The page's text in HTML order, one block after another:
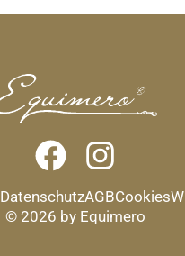
DatenschutzAGBCookies
© 2026 by Equimero